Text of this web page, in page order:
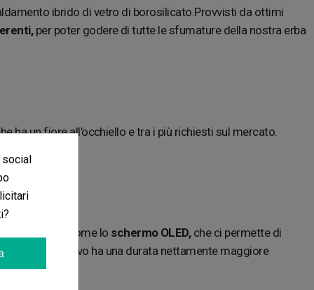
ibrido di vetro di borosilicato.Provvisti da ottimi
per poter godere di tutte le sfumature della nostra erba
ha un fiore all’occhiello e tra i più richiesti sul mercato.
moderni come lo schermo OLED,che ci permette di
dispositivo ha una durata nettamente maggiore
social